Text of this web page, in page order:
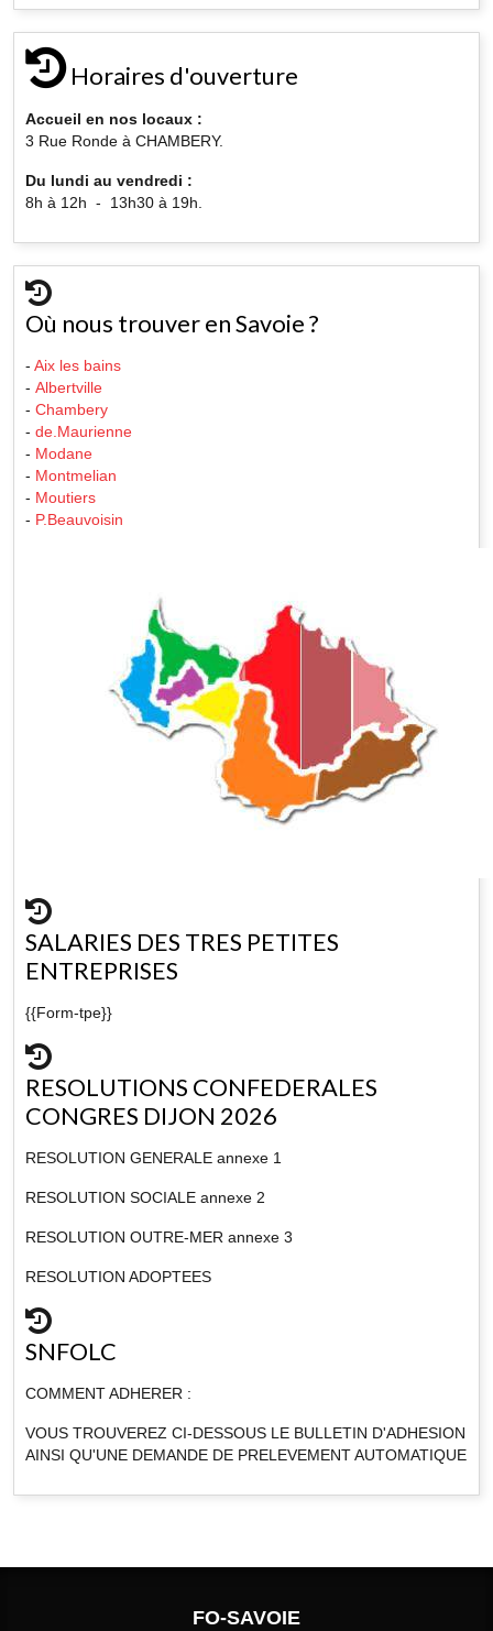
Horaires d'ouverture
Accueil en nos locaux :
3 Rue Ronde à CHAMBERY.
Du lundi au vendredi :
8h à 12h - 13h30 à 19h.
Où nous trouver en Savoie ?
- Aix les bains
- Albertville
- Chambery
- de.Maurienne
- Modane
- Montmelian
- Moutiers
- P.Beauvoisin
SALARIES DES TRES PETITES
ENTREPRISES
{{Form-tpe}}
RESOLUTIONS CONFEDERALES
CONGRES DIJON 2026
RESOLUTION GENERALE annexe 1
RESOLUTION SOCIALE annexe 2
RESOLUTION OUTRE-MER annexe 3
RESOLUTION ADOPTEES
SNFOLC
COMMENT ADHERER :
VOUS TROUVEREZ CI-DESSOUS LE BULLETIN D'ADHESION
AINSI QU'UNE DEMANDE DE PRELEVEMENT AUTOMATIQUE
FO-SAVOIE